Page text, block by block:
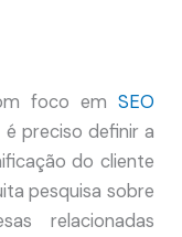
foco em SEO
preciso definir a
do cliente
pesquisa sobre
relacionadas